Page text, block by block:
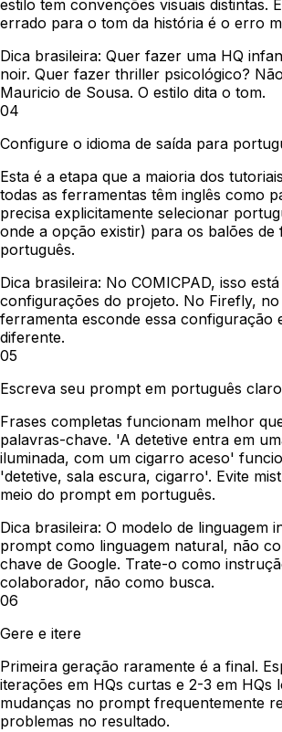
estilo tem convenções visuais distintas.
errado para o tom da história é o erro
Dica brasileira: Quer fazer uma HQ
noir. Quer fazer thriller psicológico?
Mauricio de Sousa. O estilo dita o tom.
04
Configure o idioma de saída para
Esta é a etapa que a maioria dos
todas as ferramentas têm inglês como
precisa explicitamente selecionar
onde a opção existir) para os balões de
português.
Dica brasileira: No COMICPAD, isso
configurações do projeto. No Firefly,
ferramenta esconde essa configuração
diferente.
05
Escreva seu prompt em português claro
Frases completas funcionam melhor
palavras-chave. 'A detetive entra em
iluminada, com um cigarro aceso'
'detetive, sala escura, cigarro'. Evite
meio do prompt em português.
Dica brasileira: O modelo de linguagem
prompt como linguagem natural, não
chave de Google. Trate-o como
colaborador, não como busca.
06
Gere e itere
Primeira geração raramente é a final.
iterações em HQs curtas e 2-3 em HQs
mudanças no prompt frequentemente
problemas no resultado.